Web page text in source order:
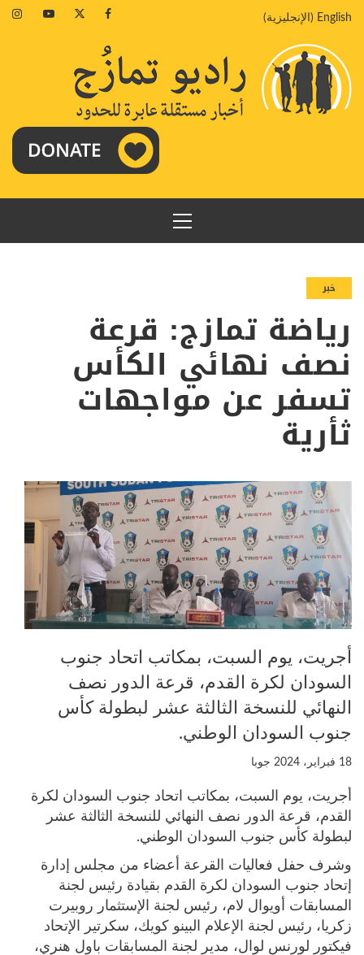
إلىEnglish
( الإنجليزية)
Facebook
Twitter
Youtube
القائمة
الرئيسية
خبر
رياضة تمازج: قرعة
نصف نهائي الكأس
تسفر عن مواجهات
ثأرية
أجريت، يوم السبت، بمكاتب اتحاد جنوب
السودان لكرة القدم، قرعة الدور نصف
النهائي للنسخة الثالثة عشر لبطولة كأس
جنوب السودان الوطني.
18 فبراير، 2024 جوبا
أجريت، يوم السبت، بمكاتب اتحاد جنوب السودان لكرة
القدم، قرعة الدور نصف النهائي للنسخة الثالثة عشر
لبطولة كأس جنوب السودان الوطني.
وشرف حفل فعاليات القرعة أعضاء من مجلس إدارة
إتحاد جنوب السودان لكرة القدم بقيادة رئيس لجنة
المسابقات أويوال لام، رئيس لجنة الإستثمار روبيرت
زكريا، رئيس لجنة الإعلام البينو كويك، سكرتير الإتحاد
فيكتور لورنس لوال، مدير لجنة المسابقات باول هنري،